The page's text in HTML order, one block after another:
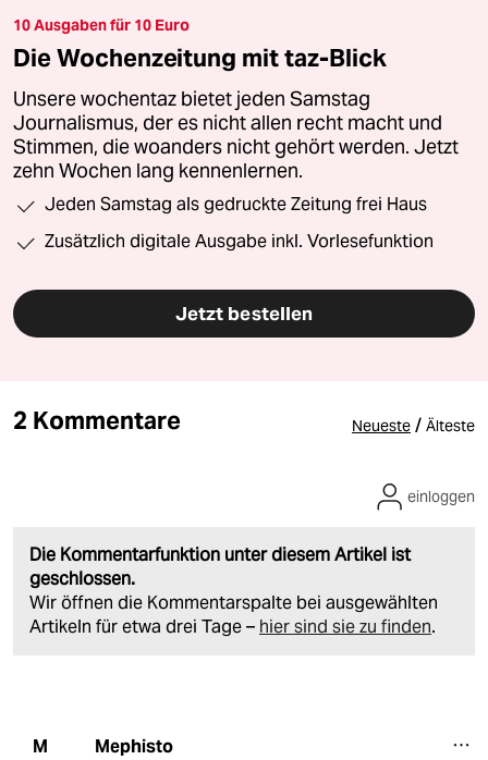
10 Ausgaben für 10 Euro
Die Wochenzeitung mit taz-Blick
Unsere wochentaz bietet jeden Samstag
Journalismus, der es nicht allen recht macht und
Stimmen, die woanders nicht gehört werden. Jetzt
zehn Wochen lang kennenlernen.
Jeden Samstag als gedruckte Zeitung frei Haus
Zusätzlich digitale Ausgabe inkl. Vorlesefunktion
Jetzt bestellen
2 Kommentare Neueste / Älteste
Die Kommentarfunktion unter diesem Artikel ist
geschlossen.
Wir öffnen die Kommentarspalte bei ausgewählten
Artikeln für etwa drei Tage – hier sind sie zu finden.
einloggen
M Mephisto